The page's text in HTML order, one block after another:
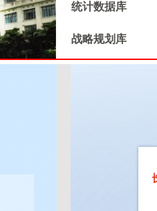
统计数据库
战略规划库